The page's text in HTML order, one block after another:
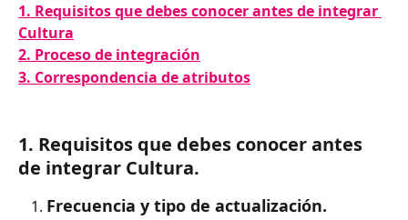
1. Requisitos que debes conocer antes de integrar
Cultura
2. Proceso de integración
3. Correspondencia de atributos
1. Requisitos que debes conocer antes
de integrar Cultura.
Frecuencia y tipo de actualización.